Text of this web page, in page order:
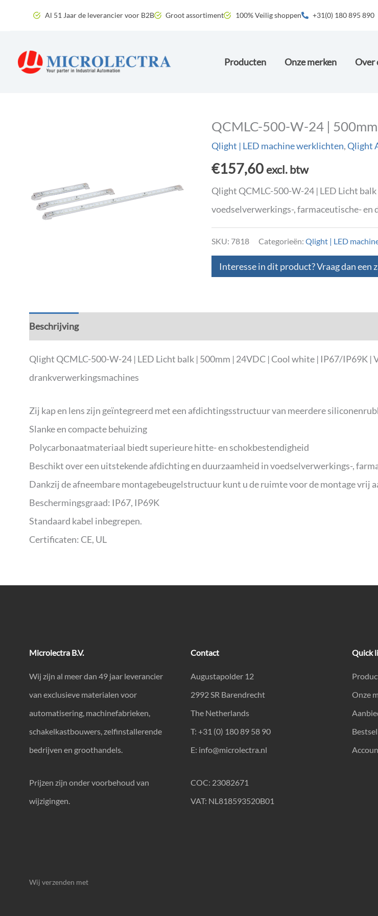
inhoud
Al 51 Jaar de leverancier voor B2B Groot assortiment 100% Veilig shoppen +31(0) 180 895 890
Producten Onze merken Over
QCMLC-500-W-24 |
Qlight | LED machine werklichten,Qlight
€157,60 excl. btw
Qlight QCMLC-500-W-24 | LED Licht
voedselverwerkings-, farmaceutische- en
SKU: 7818 Categorieën: Qlight | LED
Interesse in dit product? Vraag dan een
Beschrijving
Qlight QCMLC-500-W-24 | LED Licht balk | 500mm | 24VDC | Cool white | IP67/IP69K |
drankverwerkingsmachines
Zij kap en lens zijn geïntegreerd met een afdichtingsstructuur van meerdere
Slanke en compacte behuizing
Polycarbonaatmateriaal biedt superieure hitte- en schokbestendigheid
Beschikt over een uitstekende afdichting en duurzaamheid in voedselverwerkings-,
Dankzij de afneembare montagebeugelstructuur kunt u de ruimte voor de montage vrij
Beschermingsgraad: IP67, IP69K
Standaard kabel inbegrepen.
Certificaten: CE, UL
Microlectra B.V.
Wij zijn al meer dan 49 jaar leverancier
van exclusieve materialen voor
automatisering, machinefabrieken,
schakelkastbouwers, zelfinstallerende
bedrijven en groothandels.
Prijzen zijn onder voorbehoud van
wijzigingen.
Contact
Augustapolder 12
2992 SR Barendrecht
The Netherlands
T: +31 (0) 180 89 58 90
E: info@microlectra.nl
COC: 23082671
VAT: NL818593520B01
Quick
Onze
Wij verzenden met